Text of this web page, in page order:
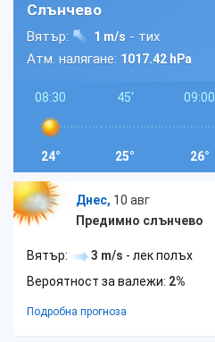
Слънчево
Вятър: 1 m/s - тих
Атм. налягане: 1017.42 hPa
08:30
24°
45'
25°
09:00
26°
Днес, 10 авг
Предимно слънчево
Вятър: 3 m/s - лек полъх
Вероятност за валежи: 2%
Подробна прогноза